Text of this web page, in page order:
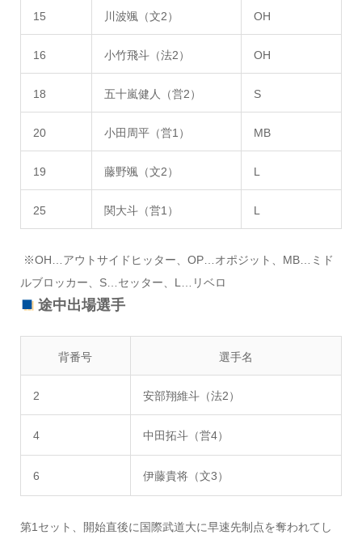
15 川波颯（文2） OH
16 小竹飛斗（法2） OH
18 五十嵐健人（営2） S
20 小田周平（営1） MB
19 藤野颯（文2） L
25 関大斗（営1） L
※OH…アウトサイドヒッター、OP…オポジット、MB…ミド
ルブロッカー、S…セッター、L…リベロ
途中出場選手
背番号 選手名
2 安部翔維斗（法2）
4 中田拓斗（営4）
6 伊藤貴将（文3）
第1セット、開始直後に国際武道大に早速先制点を奪われてし